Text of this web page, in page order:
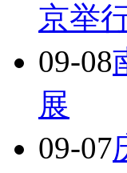
京举
09-08
展
09-07